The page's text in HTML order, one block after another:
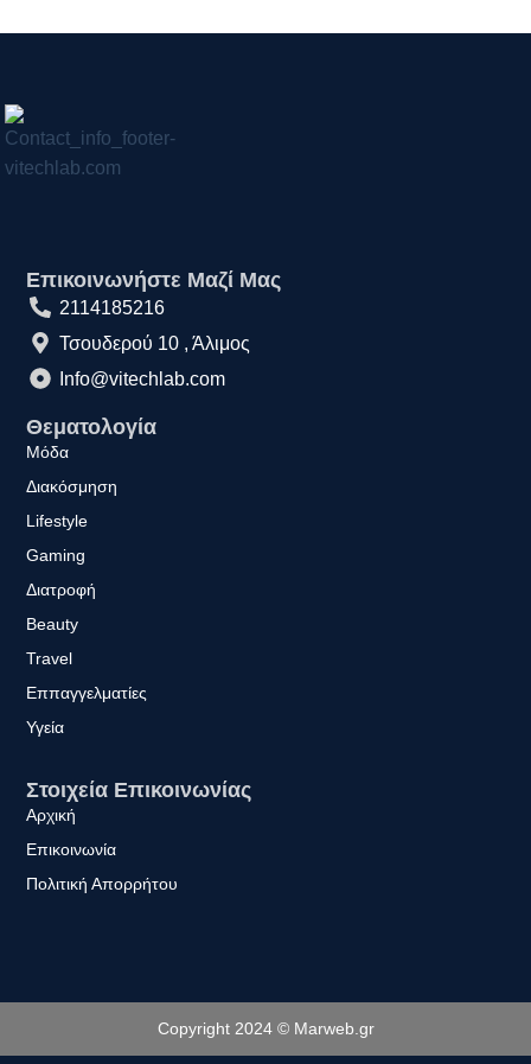
Θεματολογία
Μόδα
Διακόσμηση
Lifestyle
Gaming
Διατροφή
Beauty
Travel
Εππαγγελματίες
Υγεία
Στοιχεία Επικοινωνίας
Αρχική
Επικοινωνία
Πολιτική Απορρήτου
Επικοινωνήστε Μαζί Μας
2114185216
Τσουδερού 10 , Άλιμος
Info@vitechlab.com
Copyright 2024 © Marweb.gr